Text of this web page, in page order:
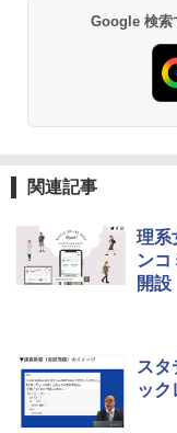
5
4
Google 検索
関連記事
理系
ンコ
開設
スタ
ッ